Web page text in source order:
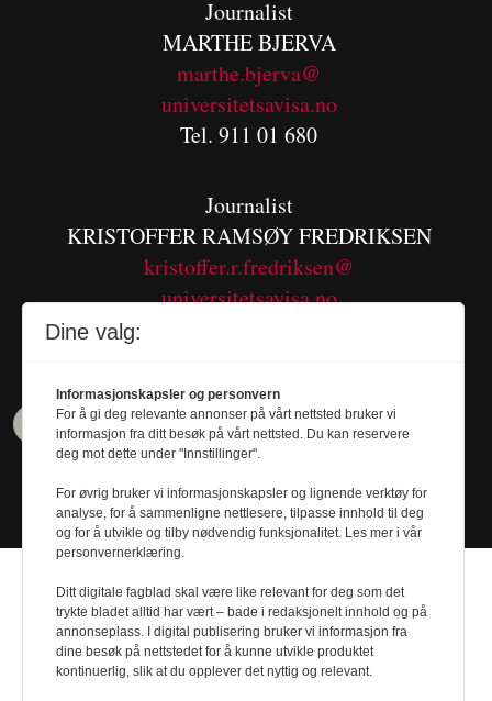
Journalist
MARTHE BJERVA
marthe.bjerva@
universitetsavisa.no
Tel. 911 01 680
Journalist
KRISTOFFER RAMSØY FREDRIKSEN
kristoffer.r.fredriksen@
universitetsavisa.no
Design byNordström Design- Powered by
Dine valg:
Informasjonskapsler og personvern
For å gi deg relevante annonser på vårt nettsted bruker vi
informasjon fra ditt besøk på vårt nettsted. Du kan reservere
deg mot dette under "Innstillinger".
For øvrig bruker vi informasjonskapsler og lignende verktøy for
analyse, for å sammenligne nettlesere, tilpasse innhold til deg
og for å utvikle og tilby nødvendig funksjonalitet. Les mer i vår
personvernerklæring.
Ditt digitale fagblad skal være like relevant for deg som det
trykte bladet alltid har vært – bade i redaksjonelt innhold og på
annonseplass. I digital publisering bruker vi informasjon fra
dine besøk på nettstedet for å kunne utvikle produktet
kontinuerlig, slik at du opplever det nyttig og relevant.